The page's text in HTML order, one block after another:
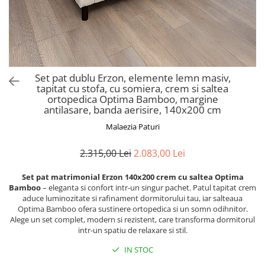
Saltele Pocket
Saltele cu arcuri impachetate
individual
Saltele Memory Pocket
Saltele Memory Foam
Saltele Memory Pocket
Saltele cu plasa arcuri
Saltele cu spuma
Saltele cu spuma poliuretanica
Saltele Memory
Saltele 140x200
Saltele 160x200
Noptiere
Paturi
Seturi de pat si saltea
Masute de toaleta
Mobilier living
Scaune pentru living
Seturi comode living si vitrine
Set mese plus scaune
Scaune ergonomice
Etajere Birou
Dulap birou
Scaune birou
Scaune profesionale
Scaune Lemn
Scaune birou copii
Scaune resigilate
Scaune gradinita
Scaune terasa si outdoor
Set pat dublu Erzon, elemente lemn masiv,
tapitat cu stofa, cu somiera, crem si saltea
ortopedica Optima Bamboo, margine
antilasare, banda aerisire, 140x200 cm
Malaezia Paturi
2.315,00 Lei2.083,00 Lei
Set pat matrimonial Erzon 140x200 crem cu saltea Optima
Bamboo– eleganta si confort intr-un singur pachet. Patul tapitat crem
aduce luminozitate si rafinament dormitorului tau, iar salteaua
Optima Bamboo ofera sustinere ortopedica si un somn odihnitor.
Alege un set complet, modern si rezistent, care transforma dormitorul
intr-un spatiu de relaxare si stil.
IN STOC